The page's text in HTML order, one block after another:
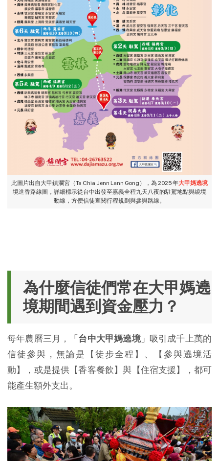
此圖片出自大甲鎮瀾宮（Ta Chia Jenn Lann Gong），為 2025 年大甲媽遶境
境進香路線圖，詳細標示從台中出發至嘉義全程九天八夜的駐駕地點與繞境
動線，方便信徒查閱行程規劃與參與路線。
為什麼信徒們常在大甲媽遶
境期間遇到資金壓力？
每年農曆三月，「 台中大甲媽遶境」吸引成千上萬的
信徒參與，無論是【徒步全程】、【參與遶境活
動】，或是提供【香客餐飲】與【住宿支援】，都可
能產生額外支出。